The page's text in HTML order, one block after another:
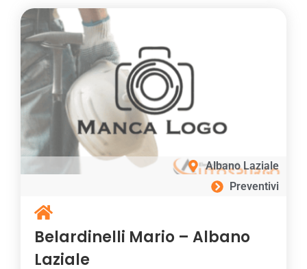
Albano Laziale
Preventivi
Belardinelli Mario – Albano
Laziale